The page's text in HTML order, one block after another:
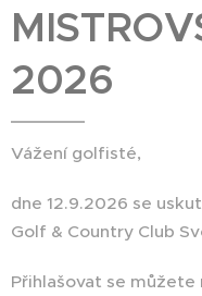
2026
Vážení golfisté,
dne 12.9.2026 se
Golf & Country Club
Přihlašovat se můžete